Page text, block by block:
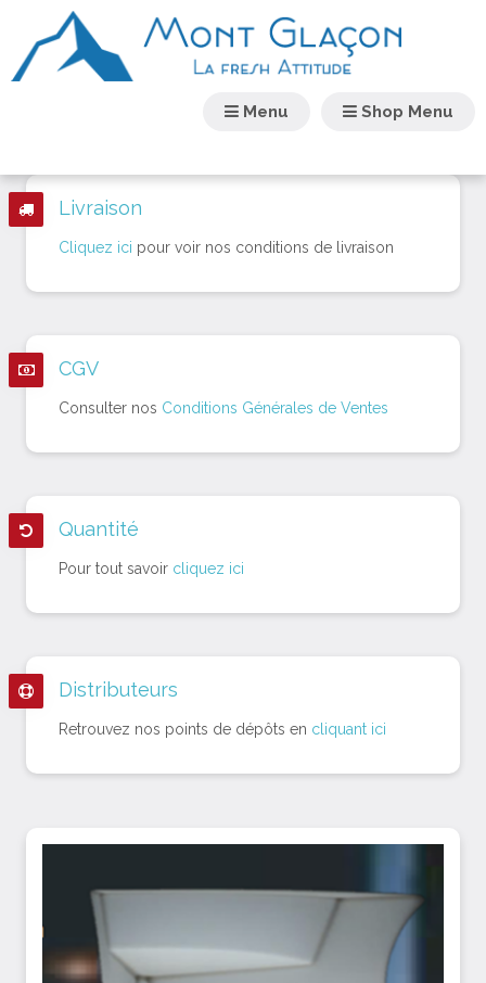
Shop Menu
Menu
Livraison
Cliquez ici pour voir nos conditions de livraison
CGV
Consulter nos Conditions Générales de Ventes
Quantité
Pour tout savoir cliquez ici
Distributeurs
Retrouvez nos points de dépôts en cliquant ici